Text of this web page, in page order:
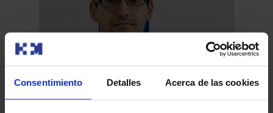
Consentimiento Detalles Acerca de las cookies
El